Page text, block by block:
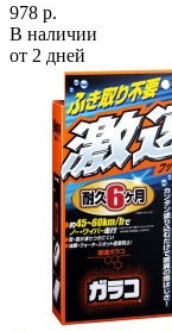
978 р.
В наличии
от 2 дней